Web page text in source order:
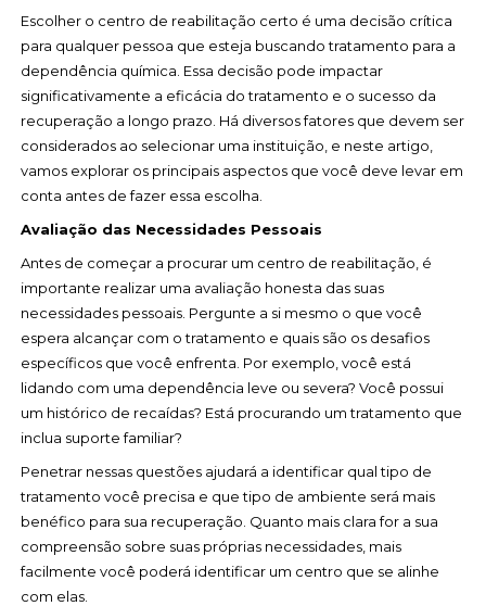
Escolher o centro de reabilitação certo é uma decisão crítica
para qualquer pessoa que esteja buscando tratamento para a
dependência química. Essa decisão pode impactar
significativamente a eficácia do tratamento e o sucesso da
recuperação a longo prazo. Há diversos fatores que devem ser
considerados ao selecionar uma instituição, e neste artigo,
vamos explorar os principais aspectos que você deve levar em
conta antes de fazer essa escolha.
Avaliação das Necessidades Pessoais
Antes de começar a procurar um centro de reabilitação, é
importante realizar uma avaliação honesta das suas
necessidades pessoais. Pergunte a si mesmo o que você
espera alcançar com o tratamento e quais são os desafios
específicos que você enfrenta. Por exemplo, você está
lidando com uma dependência leve ou severa? Você possui
um histórico de recaídas? Está procurando um tratamento que
inclua suporte familiar?
Penetrar nessas questões ajudará a identificar qual tipo de
tratamento você precisa e que tipo de ambiente será mais
benéfico para sua recuperação. Quanto mais clara for a sua
compreensão sobre suas próprias necessidades, mais
facilmente você poderá identificar um centro que se alinhe
com elas.